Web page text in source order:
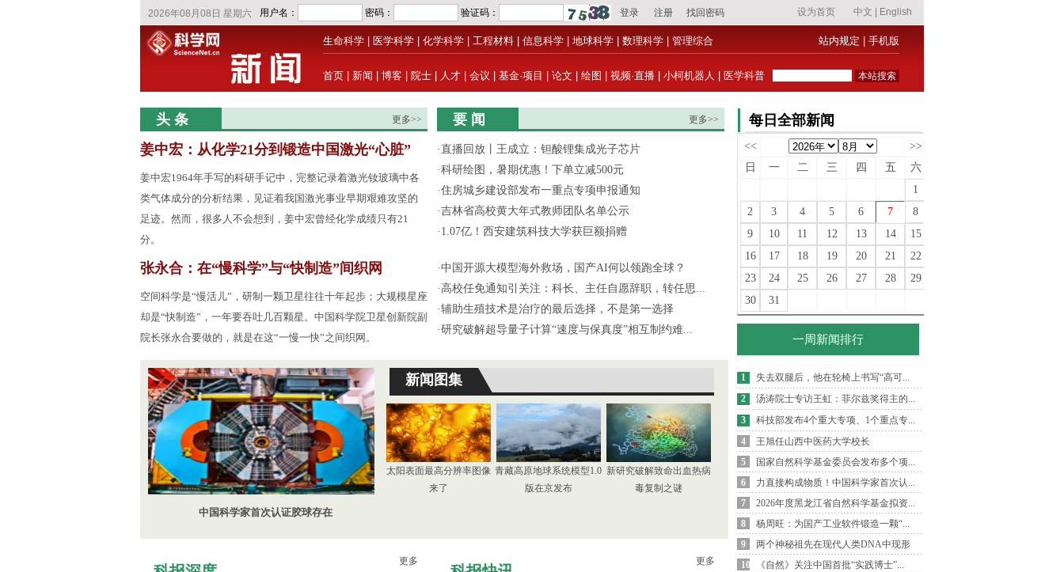
生命科学 医学科学 化学科学 工程材料 信息科学 地球科学 数理科学 管理综合 站内规定 手机版
首页 新闻 博客 院士 人才 会议 基金·项目 论文 绘图 视频·直播 小柯机器人 医学科普
头 条 更多>>
姜中宏：从化学21分到锻造中国激光“心脏”
姜中宏1964年手写的科研手记中，完整记录着激光钕玻璃中各
类气体成分的分析结果，见证着我国激光事业早期艰难攻坚的
足迹。然而，很多人不会想到，姜中宏曾经化学成绩只有21
分。
张永合：在“慢科学”与“快制造”间织网
空间科学是“慢活儿”，研制一颗卫星往往十年起步；大规模星座
却是“快制造”，一年要吞吐几百颗星。中国科学院卫星创新院副
院长张永合要做的，就是在这“一慢一快”之间织网。
要 闻 更多>>
·直播回放丨王成立：钽酸锂集成光子芯片
·科研绘图，暑期优惠！下单立减500元
·住房城乡建设部发布一重点专项申报通知
·吉林省高校黄大年式教师团队名单公示
· 1.07亿！西安建筑科技大学获巨额捐赠
·中国开源大模型海外救场，国产AI何以领跑全球？
· 高校任免通知引关注：科长、主任自愿辞职，转任思...
·辅助生殖技术是治疗的最后选择，不是第一选择
·研究破解超导量子计算“速度与保真度”相互制约难...
中国科学家首次认证胶球存在
新闻图集
太阳表面最高分辨率图像
来了
青藏高原地球系统模型1.0
版在京发布
新研究破解致命出血热病
毒复制之谜
更多
更多
每日全部新闻
<<
>>
日
一 二 三 四 五
六
1
2
3 4 5 6 7
8
9
10 11 12 13 14
15
16
17 18 19 20 21
22
23
24 25 26 27 28
29
30
31
一周新闻排行
1
失去双腿后，他在轮椅上书写“高可...
2
汤涛院士专访王虹：菲尔兹奖得主的...
3
科技部发布4个重大专项、1个重点专...
4
王旭任山西中医药大学校长
5
国家自然科学基金委员会发布多个项...
6
力直接构成物质！中国科学家首次认...
7
2026年度黑龙江省自然科学基金拟资...
8
杨周旺：为国产工业软件锻造一颗“...
9
两个神秘祖先在现代人类DNA中现形
10
《自然》关注中国首批“实践博士”...